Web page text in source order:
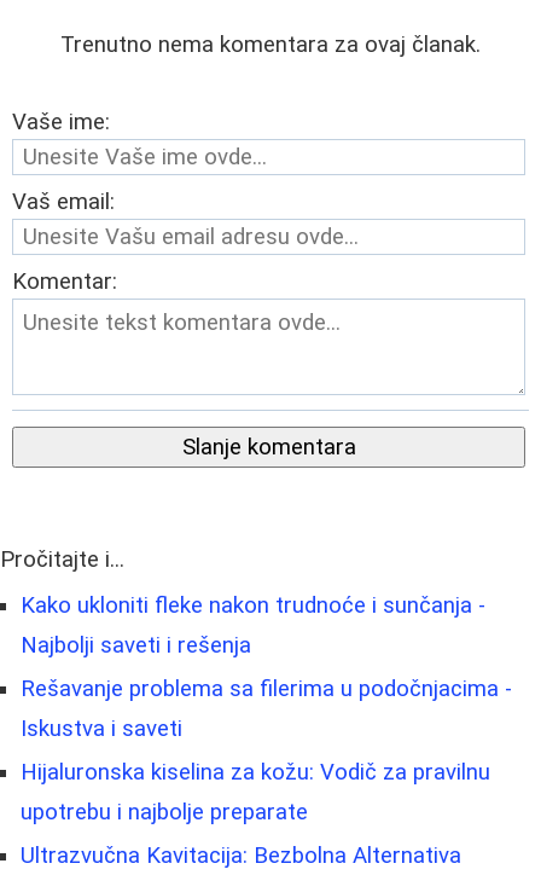
Trenutno nema komentara za ovaj članak.
Vaše ime:
Vaš email:
Komentar:
Slanje komentara
Pročitajte i...
Kako ukloniti fleke nakon trudnoće i sunčanja -
Najbolji saveti i rešenja
Rešavanje problema sa filerima u podočnjacima -
Iskustva i saveti
Hijaluronska kiselina za kožu: Vodič za pravilnu
upotrebu i najbolje preparate
Ultrazvučna Kavitacija: Bezbolna Alternativa